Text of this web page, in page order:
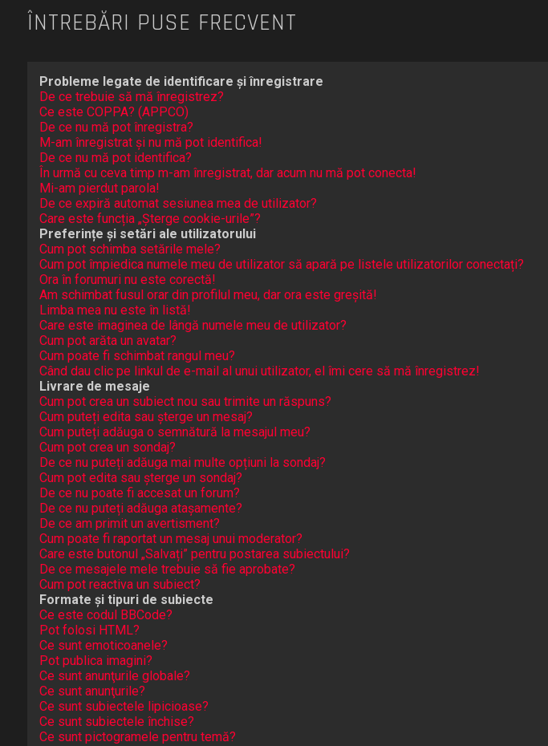
ÎNTREBĂRI PUSE FRECVENT
Probleme legate de identificare și înregistrare
De ce trebuie să mă înregistrez?
Ce este COPPA? (APPCO)
De ce nu mă pot înregistra?
M-am înregistrat și nu mă pot identifica!
De ce nu mă pot identifica?
În urmă cu ceva timp m-am înregistrat, dar acum nu mă pot conecta!
Mi-am pierdut parola!
De ce expiră automat sesiunea mea de utilizator?
Care este funcția „Șterge cookie-urile”?
Preferințe și setări ale utilizatorului
Cum pot schimba setările mele?
Cum pot împiedica numele meu de utilizator să apară pe listele utilizatorilor conectați?
Ora în forumuri nu este corectă!
Am schimbat fusul orar din profilul meu, dar ora este greșită!
Limba mea nu este în listă!
Care este imaginea de lângă numele meu de utilizator?
Cum pot arăta un avatar?
Cum poate fi schimbat rangul meu?
Când dau clic pe linkul de e-mail al unui utilizator, el îmi cere să mă înregistrez!
Livrare de mesaje
Cum pot crea un subiect nou sau trimite un răspuns?
Cum puteți edita sau șterge un mesaj?
Cum puteți adăuga o semnătură la mesajul meu?
Cum pot crea un sondaj?
De ce nu puteți adăuga mai multe opțiuni la sondaj?
Cum pot edita sau șterge un sondaj?
De ce nu poate fi accesat un forum?
De ce nu puteți adăuga atașamente?
De ce am primit un avertisment?
Cum poate fi raportat un mesaj unui moderator?
Care este butonul „Salvați” pentru postarea subiectului?
De ce mesajele mele trebuie să fie aprobate?
Cum pot reactiva un subiect?
Formate și tipuri de subiecte
Ce este codul BBCode?
Pot folosi HTML?
Ce sunt emoticoanele?
Pot publica imagini?
Ce sunt anunţurile globale?
Ce sunt anunţurile?
Ce sunt subiectele lipicioase?
Ce sunt subiectele închise?
Ce sunt pictogramele pentru temă?